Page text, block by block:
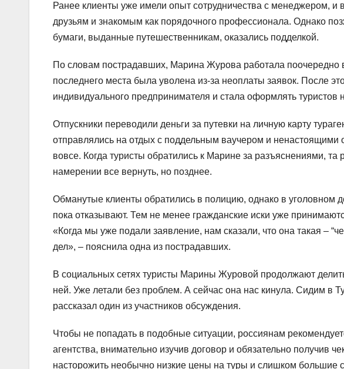
Ранее клиенты уже имели опыт сотрудничества с менеджером,
друзьям и знакомым как порядочного профессионала. Однако
бумаги, выданные путешественникам, оказались подделкой.
По словам пострадавших, Марина Журова работала поочередно в
последнего места была уволена из-за неоплаты заявок. После
индивидуального предпринимателя и стала оформлять туристов
Отпускники переводили деньги за путевки на личную карту
отправлялись на отдых с поддельным ваучером и ненастоящими
вовсе. Когда туристы обратились к Марине за разъяснениями,
намерении все вернуть, но позднее.
Обманутые клиенты обратились в полицию, однако в уголовном
пока отказывают. Тем не менее гражданские иски уже
«Когда мы уже подали заявление, нам сказали, что она такая –
дел», – пояснила одна из пострадавших.
В социальных сетях туристы Марины Журовой продолжают
ней. Уже летали без проблем. А сейчас она нас кинула. Сидим в
рассказал один из участников обсуждения.
Чтобы не попадать в подобные ситуации, россиянам
агентства, внимательно изучив договор и обязательно получив
насторожить необычно низкие цены на туры и слишком большие